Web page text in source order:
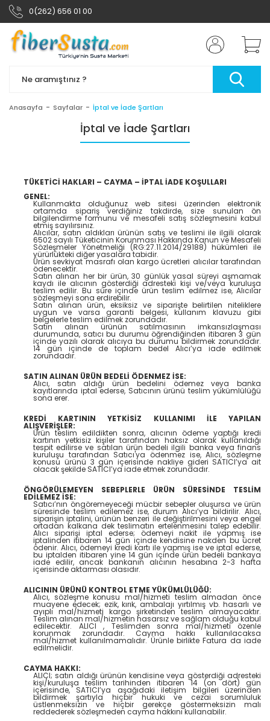
0(262) 656 01 00
Anasayfa Sayfalar İptal ve İade Şartları
İptal ve İade Şartları
TÜKETİCİ HAKLARI – CAYMA – İPTAL İADE KOŞULLARI
GENEL:
Kullanmakta olduğunuz web sitesi üzerinden elektronik
ortamda sipariş verdiğiniz takdirde, size sunulan ön
bilgilendirme formunu ve mesafeli satış sözleşmesini kabul
etmiş sayılırsınız.
Alıcılar, satın aldıkları ürünün satış ve teslimi ile ilgili olarak
6502 sayılı Tüketicinin Korunması Hakkında Kanun ve Mesafeli
Sözleşmeler Yönetmeliği (RG:27.11.2014/29188) hükümleri ile
yürürlükteki diğer yasalara tabidir.
Ürün sevkiyat masrafı olan kargo ücretleri alıcılar tarafından
ödenecektir.
Satın alınan her bir ürün, 30 günlük yasal süreyi aşmamak
kaydı ile alıcının gösterdiği adresteki kişi ve/veya kuruluşa
teslim edilir. Bu süre içinde ürün teslim edilmez ise, Alıcılar
sözleşmeyi sona erdirebilir.
Satın alınan ürün, eksiksiz ve siparişte belirtilen niteliklere
uygun ve varsa garanti belgesi, kullanım klavuzu gibi
belgelerle teslim edilmek zorundadır.
Satın alınan ürünün satılmasının imkansızlaşması
durumunda, satıcı bu durumu öğrendiğinden itibaren 3 gün
içinde yazılı olarak alıcıya bu durumu bildirmek zorundadır.
14 gün içinde de toplam bedel Alıcı’ya iade edilmek
zorundadır.
SATIN ALINAN ÜRÜN BEDELİ ÖDENMEZ İSE:
Alıcı, satın aldığı ürün bedelini ödemez veya banka
kayıtlarında iptal ederse, Satıcının ürünü teslim yükümlülüğü
sona erer.
KREDİ KARTININ YETKİSİZ KULLANIMI İLE YAPILAN
ALIŞVERİŞLER:
Ürün teslim edildikten sonra, alıcının ödeme yaptığı kredi
kartının yetkisiz kişiler tarafından haksız olarak kullanıldığı
tespit edilirse ve satılan ürün bedeli ilgili banka veya finans
kuruluşu tarafından Satıcı'ya ödenmez ise, Alıcı, sözleşme
konusu ürünü 3 gün içerisinde nakliye gideri SATICI’ya ait
olacak şekilde SATICI’ya iade etmek zorundadır.
ÖNGÖRÜLEMEYEN SEBEPLERLE ÜRÜN SÜRESİNDE TESLİM
EDİLEMEZ İSE:
Satıcı’nın öngöremeyeceği mücbir sebepler oluşursa ve ürün
süresinde teslim edilemez ise, durum Alıcı’ya bildirilir. Alıcı,
siparişin iptalini, ürünün benzeri ile değiştirilmesini veya engel
ortadan kalkana dek teslimatın ertelenmesini talep edebilir.
Alıcı siparişi iptal ederse; ödemeyi nakit ile yapmış ise
iptalinden itibaren 14 gün içinde kendisine nakden bu ücret
ödenir. Alıcı, ödemeyi kredi kartı ile yapmış ise ve iptal ederse,
bu iptalden itibaren yine 14 gün içinde ürün bedeli bankaya
iade edilir, ancak bankanın alıcının hesabına 2-3 hafta
içerisinde aktarması olasıdır.
ALICININ ÜRÜNÜ KONTROL ETME YÜKÜMLÜLÜĞÜ:
Alıcı, sözleşme konusu mal/hizmeti teslim almadan önce
muayene edecek; ezik, kırık, ambalajı yırtılmış vb. hasarlı ve
ayıplı mal/hizmeti kargo şirketinden teslim almayacaktır.
Teslim alınan mal/hizmetin hasarsız ve sağlam olduğu kabul
edilecektir. ALICI , Teslimden sonra mal/hizmeti özenle
korunmak zorundadır. Cayma hakkı kullanılacaksa
mal/hizmet kullanılmamalıdır. Ürünle birlikte Fatura da iade
edilmelidir.
CAYMA HAKKI:
ALICI; satın aldığı ürünün kendisine veya gösterdiği adresteki
kişi/kuruluşa teslim tarihinden itibaren 14 (on dört) gün
içerisinde, SATICI’ya aşağıdaki iletişim bilgileri üzerinden
bildirmek şartıyla hiçbir hukuki ve cezai sorumluluk
üstlenmeksizin ve hiçbir gerekçe göstermeksizin malı
reddederek sözleşmeden cayma hakkını kullanabilir.